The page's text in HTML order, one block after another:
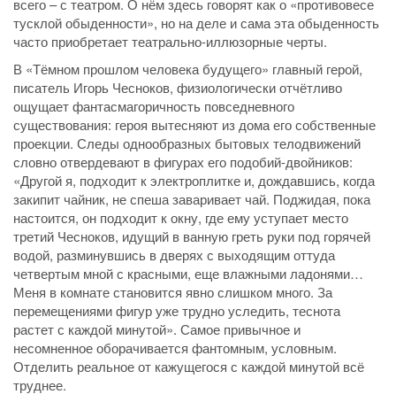
всего – с театром. О нём здесь говорят как о «противовесе
тусклой обыденности», но на деле и сама эта обыденность
часто приобретает театрально-иллюзорные черты.
В «Тёмном прошлом человека будущего» главный герой,
писатель Игорь Чесноков, физиологически отчётливо
ощущает фантасмагоричность повседневного
существования: героя вытесняют из дома его собственные
проекции. Следы однообразных бытовых телодвижений
словно отвердевают в фигурах его подобий-двойников:
«Другой я, подходит к электроплитке и, дождавшись, когда
закипит чайник, не спеша заваривает чай. Поджидая, пока
настоится, он подходит к окну, где ему уступает место
третий Чесноков, идущий в ванную греть руки под горячей
водой, разминувшись в дверях с выходящим оттуда
четвертым мной с красными, еще влажными ладонями…
Меня в комнате становится явно слишком много. За
перемещениями фигур уже трудно уследить, теснота
растет с каждой минутой». Самое привычное и
несомненное оборачивается фантомным, условным.
Отделить реальное от кажущегося с каждой минутой всё
труднее.